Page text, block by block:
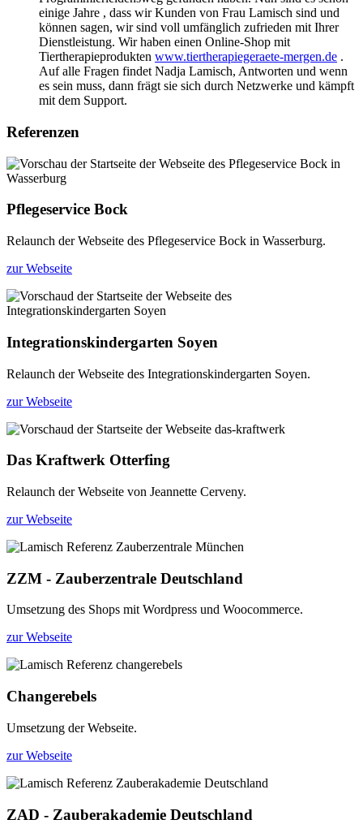
einige Jahre , dass wir Kunden von Frau Lamisch sind und
können sagen, wir sind voll umfänglich zufrieden mit Ihrer
Dienstleistung. Wir haben einen Online-Shop mit
Tiertherapieprodukten www.tiertherapiegeraete-mergen.de .
Auf alle Fragen findet Nadja Lamisch, Antworten und wenn
es sein muss, dann frägt sie sich durch Netzwerke und kämpft
mit dem Support.
Referenzen
Pflegeservice Bock
Relaunch der Webseite des Pflegeservice Bock in Wasserburg.
zur Webseite
Integrationskindergarten Soyen
Relaunch der Webseite des Integrationskindergarten Soyen.
zur Webseite
Das Kraftwerk Otterfing
Relaunch der Webseite von Jeannette Cerveny.
zur Webseite
ZZM - Zauberzentrale Deutschland
Umsetzung des Shops mit Wordpress und Woocommerce.
zur Webseite
Changerebels
Umsetzung der Webseite.
zur Webseite
ZAD - Zauberakademie Deutschland